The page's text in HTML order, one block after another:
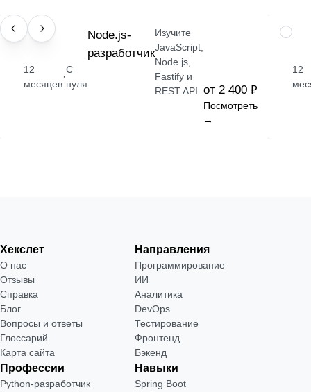
ПРОФЕССИЯ
12
месяцев
·
С
нуля
Node.js-
разработчик
Изучите
JavaScript,
Node.js,
Fastify и
REST API от 2 400 ₽
Посмотреть
→
12
Хекслет
О нас
Отзывы
Справка
Блог
Вопросы и ответы
Глоссарий
Карта сайта
Направления
Программирование
ИИ
Аналитика
DevOps
Тестирование
Фронтенд
Бэкенд
Профессии
Python-разработчик
Навыки
Spring Boot